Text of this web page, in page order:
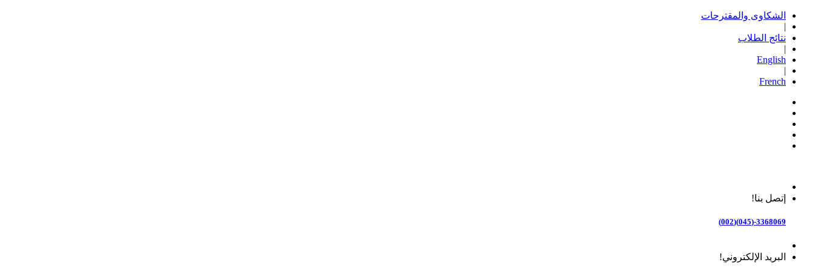
الشكاوى والمقترحات
|
نتائج الطلاب
|
English
|
French
إتصل بنا!
3368069-(045)(002)
البريد الإلكتروني!